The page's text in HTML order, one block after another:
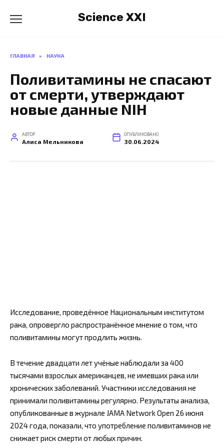
содержанию
Science XXI
ГЛАВНАЯ » НАУКА
Поливитамины не спасают
от смерти, утверждают
новые данные NIH
АВТОР
Алиса Мельникова
ОПУБЛИКОВАНО
30.06.2024
Исследование, проведённое Национальным институтом
рака, опровергло распространённое мнение о том, что
поливитамины могут продлить жизнь.
В течение двадцати лет учёные наблюдали за 400
тысячами взрослых американцев, не имевших рака или
хронических заболеваний. Участники исследования не
принимали поливитамины регулярно. Результаты анализа,
опубликованные в журнале JAMA Network Open 26 июня
2024 года, показали, что употребление поливитаминов не
снижает риск смерти от любых причин.